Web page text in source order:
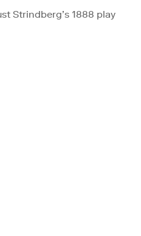
Strindberg’s 1888 play